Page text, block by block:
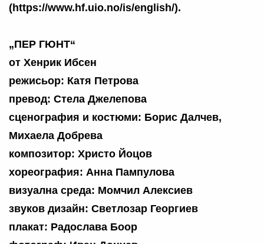
(https://www.hf.uio.no/is/english/).
„ПЕР ГЮНТ“
от Хенрик Ибсен
режисьор: Катя Петрова
превод: Стела Джелепова
сценография и костюми: Борис Далчев,
Михаела Добрева
композитор: Христо Йоцов
хореография: Анна Пампулова
визуална среда: Момчил Алексиев
звуков дизайн: Светлозар Георгиев
плакат: Радослава Боор